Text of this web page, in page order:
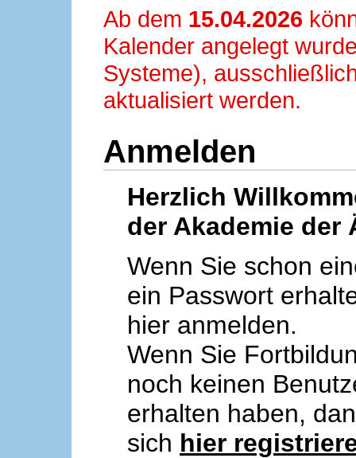
Ab dem 15.04.2026
Kalender angelegt
Systeme),
aktualisiert werden.
Anmelden
Herzlich
der Akademie der
Wenn Sie schon
ein Passwort
hier anmelden.
Wenn Sie
noch keinen
erhalten haben,
sich hier